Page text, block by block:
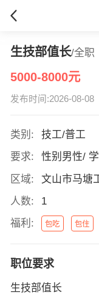
生技部值长/全职
5000-8000元
发布时间:2026-08-08
类别:
技工/普工
要求:
性别男性/
区域:
文山市马塘
人数:
1
福利:
包吃 包住
职位要求
生技部值长